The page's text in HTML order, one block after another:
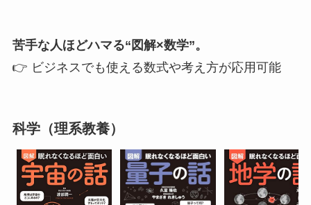
苦手な人ほどハマる“図解×数学”。
👉 ビジネスでも使える数式や考え方が応用可能
科学（理系教養）